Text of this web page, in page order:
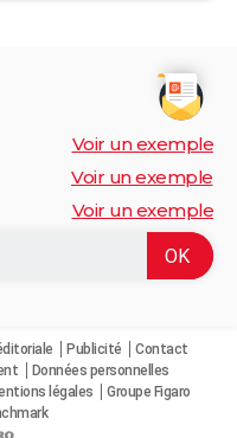
Voir un exemple
Voir un exemple
Voir un exemple
Publicité
Contact
Données personnelles
légales
Groupe Figaro